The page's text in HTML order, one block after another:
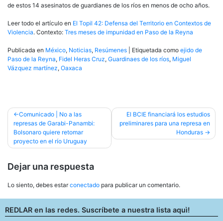
de estos 14 asesinatos de guardianes de los ríos en menos de ocho años.
Leer todo el artículo en El Topil 42: Defensa del Territorio en Contextos de
Violencia. Contexto: Tres meses de impunidad en Paso de la Reyna
Publicada en México, Noticias, Resúmenes Etiquetada como ejido de
Paso de la Reyna, Fidel Heras Cruz, Guardinaes de los ríos, Miguel
Vázquez martínez, Oaxaca
Navegación
de
entradas
Comunicado | No a las
represas de Garabi-Panambi:
Bolsonaro quiere retomar
proyecto en el río Uruguay
El BCIE financiará los estudios
preliminares para una represa en
Honduras
Dejar una respuesta
Lo siento, debes estarconectado para publicar un comentario.
REDLAR en las redes. Suscríbete a nuestra lista aquì!